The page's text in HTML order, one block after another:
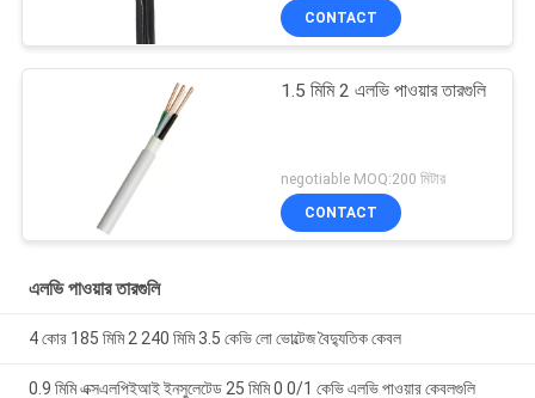
CONTACT
1.5 মিমি 2 এলভি পাওয়ার তারগুলি
negotiable MOQ:200 মিটার
CONTACT
এলভি পাওয়ার তারগুলি
4 কোর 185 মিমি 2 240 মিমি 3.5 কেভি লো ভোল্টেজ বৈদ্যুতিক কেবল
0.9 মিমি এক্সএলপিইআই ইনসুলেটেড 25 মিমি 0 0/1 কেভি এলভি পাওয়ার কেবলগুলি